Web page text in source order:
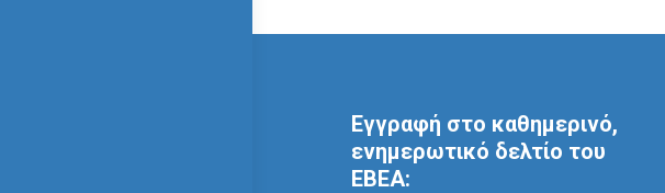
Εγγραφή στο καθημερινό,
ενημερωτικό δελτίο του
ΕΒΕΑ: